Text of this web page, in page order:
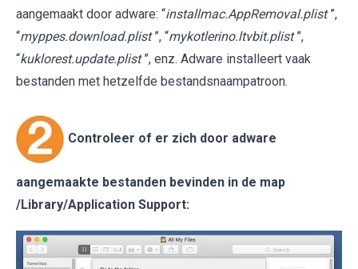
aangemaakt door adware: “installmac.AppRemoval.plist ”,
“myppes.download.plist ”, “mykotlerino.ltvbit.plist ”,
“kuklorest.update.plist ”, enz. Adware installeert vaak
bestanden met hetzelfde bestandsnaampatroon.
Controleer of er zich door adware
aangemaakte bestanden bevinden in de map
/Library/Application Support: